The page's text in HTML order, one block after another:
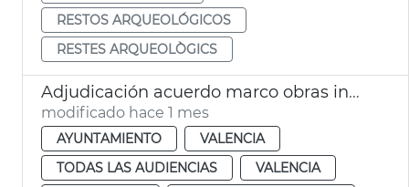
RESTOS ARQUEOLÓGICOS
RESTES ARQUEOLÒGICS
Adjudicación acuerdo marco obras inmuebles municipales València
modificado hace 1 mes
AYUNTAMIENTO
VALENCIA
TODAS LAS AUDIENCIAS
VALENCIA